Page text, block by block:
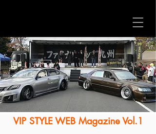
VIP STYLE WEB Magazine Vol.1